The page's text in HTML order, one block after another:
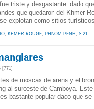
triste y desgastante, dado
que quedaron del Khmer
explotan como sitios
, KHMER ROUGE, PHNOM PENH , S-21
[771]
de moscas de arena y el
al suroeste de Camboya.
bastante popular dado que